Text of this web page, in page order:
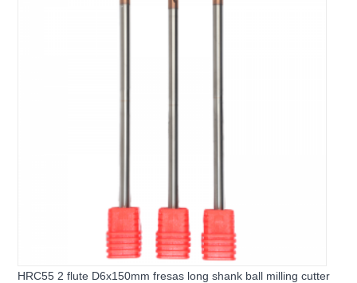
HRC55 2 flute D6x150mm fresas long shank ball milling cutter